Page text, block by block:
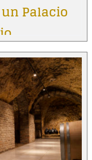
Palacio